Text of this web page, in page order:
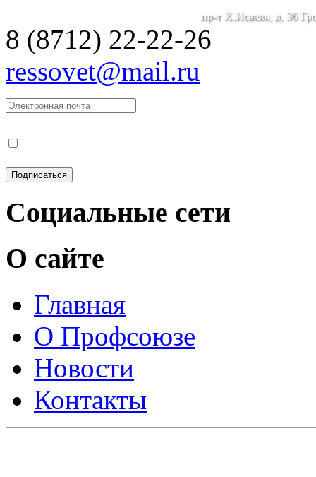
пр-т Х.Исаева, д. 36
8 (8712) 22-22-26
ressovet@mail.ru
Социальные сети
О сайте
Главная
О Профсоюзе
Новости
Контакты